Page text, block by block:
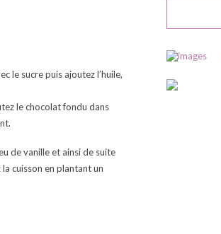
le sucre puis ajoutez l’huile,
le chocolat fondu dans
de vanille et ainsi de suite
cuisson en plantant un